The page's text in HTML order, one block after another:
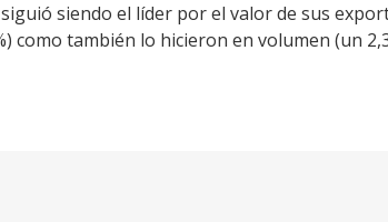
siendo el líder por el valor de sus
como también lo hicieron en volumen (un